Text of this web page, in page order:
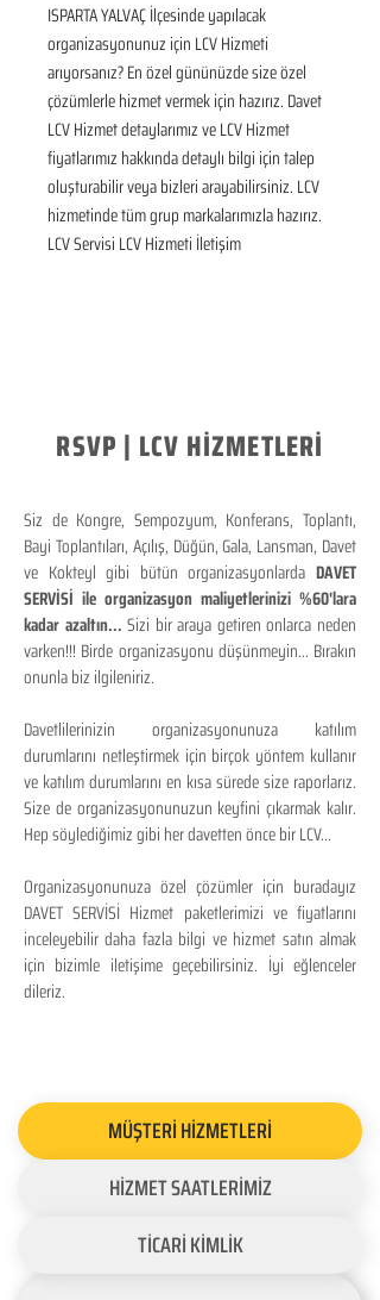
ISPARTA YALVAÇ İlçesinde yapılacak
organizasyonunuz için LCV Hizmeti
arıyorsanız? En özel gününüzde size özel
çözümlerle hizmet vermek için hazırız. Davet
LCV Hizmet detaylarımız ve LCV Hizmet
fiyatlarımız hakkında detaylı bilgi için talep
oluşturabilir veya bizleri arayabilirsiniz. LCV
hizmetinde tüm grup markalarımızla hazırız.
LCV Servisi LCV Hizmeti İletişim
RSVP | LCV HİZMETLERİ
Siz de Kongre, Sempozyum, Konferans, Toplantı,
Bayi Toplantıları, Açılış, Düğün, Gala, Lansman, Davet
ve Kokteyl gibi bütün organizasyonlarda DAVET
SERVİSİ ile organizasyon maliyetlerinizi %60'lara
kadar azaltın...Sizi bir araya getiren onlarca neden
varken!!! Birde organizasyonu düşünmeyin... Bırakın
onunla biz ilgileniriz.
Davetlilerinizin organizasyonunuza katılım
durumlarını netleştirmek için birçok yöntem kullanır
ve katılım durumlarını en kısa sürede size raporlarız.
Size de organizasyonunuzun keyfini çıkarmak kalır.
Hep söylediğimiz gibi her davetten önce bir LCV...
Organizasyonunuza özel çözümler için buradayız
DAVET SERVİSİ Hizmet paketlerimizi ve fiyatlarını
inceleyebilir daha fazla bilgi ve hizmet satın almak
için bizimle iletişime geçebilirsiniz. İyi eğlenceler
dileriz.
MÜŞTERİ HİZMETLERİ
HİZMET SAATLERİMİZ
TİCARİ KİMLİK